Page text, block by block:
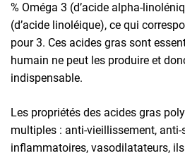
% Oméga 3 (d’acide alpha-
(d’acide linoléique), ce qui
pour 3. Ces acides gras sont
humain ne peut les produire et
indispensable.
Les propriétés des acides gras
multiples : anti-vieillissement, anti-
inflammatoires, vasodilatateurs,